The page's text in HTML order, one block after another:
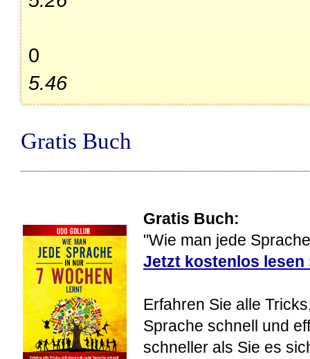
0
5.46
Gratis Buch
Gratis Buch:
"Wie man jede
Jetzt kostenlos lesen
Erfahren Sie alle
Sprache schnell und
schneller als Sie es